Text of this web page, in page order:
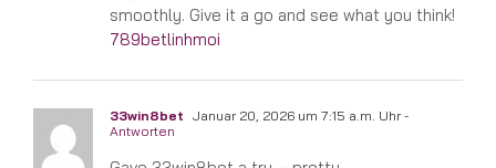
smoothly. Give it a go and see what you think!
789betlinhmoi
33win8bet Januar 20, 2026 um 7:15 a.m. Uhr-
Antworten